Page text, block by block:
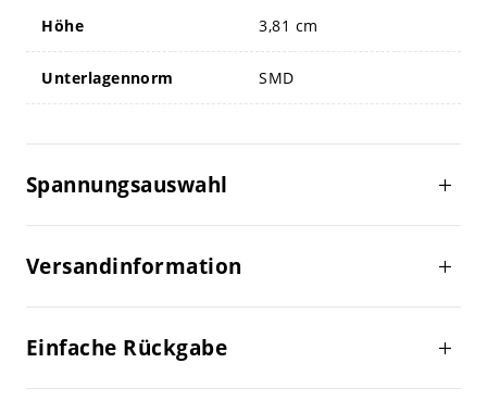
Höhe 3,81 cm
Unterlagennorm SMD
Spannungsauswahl
Versandinformation
Einfache Rückgabe